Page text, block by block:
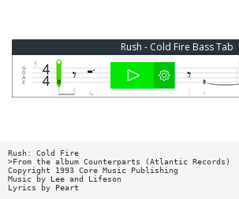
Rush - Cold Fire Bass Tab
Rush: Cold Fire
>From the album Counterparts (Atlantic Records)
Copyright 1993 Core Music Publishing
Music by Lee and Lifeson
Lyrics by Peart